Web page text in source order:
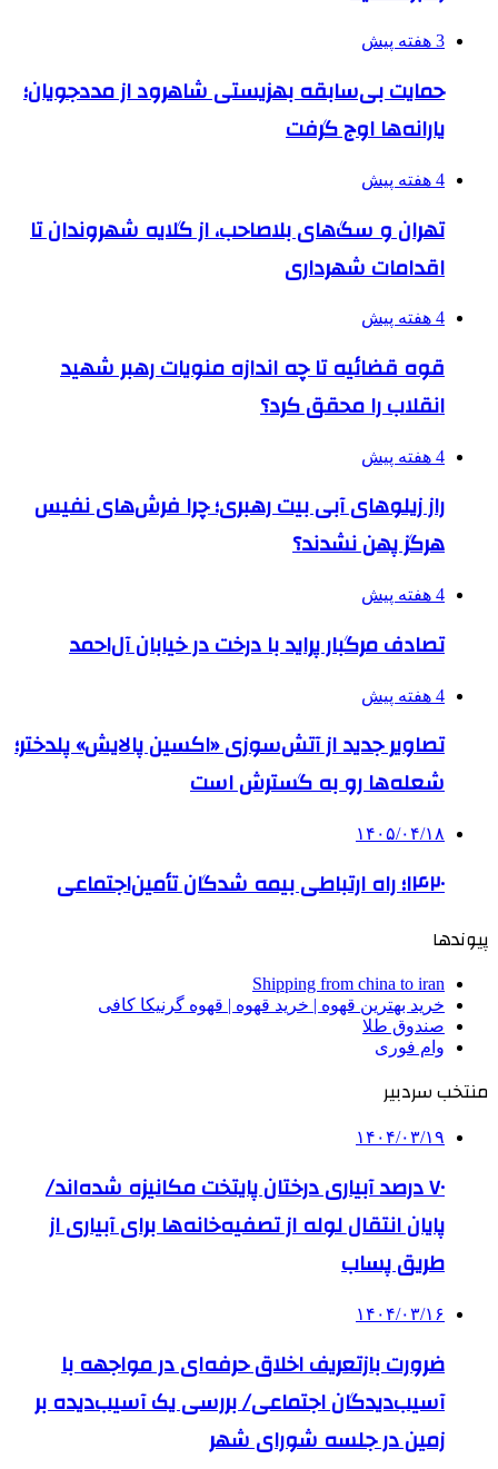
3 هفته پیش
حمایت بی‌سابقه بهزیستی شاهرود از مددجویان؛
یارانه‌ها اوج گرفت
4 هفته پیش
تهران و سگ‌های بلاصاحب، از گلایه شهروندان تا
اقدامات شهرداری
4 هفته پیش
قوه قضائیه تا چه اندازه منویات رهبر شهید
انقلاب را محقق کرد؟
4 هفته پیش
راز زیلوهای آبی بیت رهبری؛ چرا فرش‌های نفیس
هرگز پهن نشدند؟
4 هفته پیش
تصادف مرگبار پراید با درخت در خیابان آل‌احمد
4 هفته پیش
تصاویر جدید از آتش‌سوزی «اکسین پالایش» پلدختر؛
شعله‌ها رو به گسترش است
۱۴۰۵/۰۴/۱۸
۱۴۲۰؛ راه ارتباطی بیمه شدگان تأمین‌اجتماعی
پیوندها
Shipping from china to iran
خرید بهترین قهوه | خرید قهوه | قهوه گرنیکا کافی
صندوق طلا
وام فوری
منتخب سردبیر
۱۴۰۴/۰۳/۱۹
۷۰ درصد آبیاری درختان پایتخت مکانیزه شده‌اند/
پایان انتقال لوله از تصفیه‌خانه‌ها برای آبیاری از
طریق پساب
۱۴۰۴/۰۳/۱۶
ضرورت بازتعریف اخلاق حرفه‌ای در مواجهه با
آسیب‌دیدگان اجتماعی/ بررسی یک آسیب‌دیده بر
زمین در جلسه شورای شهر